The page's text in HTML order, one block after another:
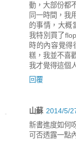
動，大部份都
同一時間，我
的事情，大概
我特別買了
時的內容覺得
糕，我並不喜
我才覺得這個
回覆
山蘇 2014/5/
新書進度如何
可否透露一點